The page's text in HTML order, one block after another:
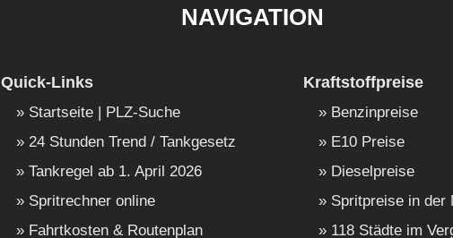
NAVIGATION
Quick-Links
Startseite | PLZ-Suche
24 Stunden Trend / Tankgesetz
Tankregel ab 1. April 2026
Spritrechner online
Fahrtkosten & Routenplan
Kraftstoffpreise
Benzinpreise
E10 Preise
Dieselpreise
Spritpreise in der
118 Städte im